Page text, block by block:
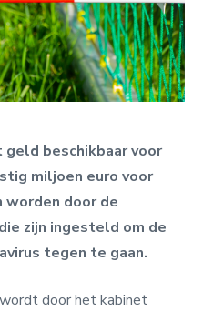
beschikbaar voor
miljoen euro voor
door de
zijn ingesteld om de
tegen te gaan.
door het kabinet